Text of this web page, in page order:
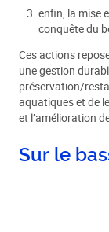
enfin, la mise
conquête du
Ces actions
une gestion
préservation/
aquatiques et de
et l’amélioration
Sur le